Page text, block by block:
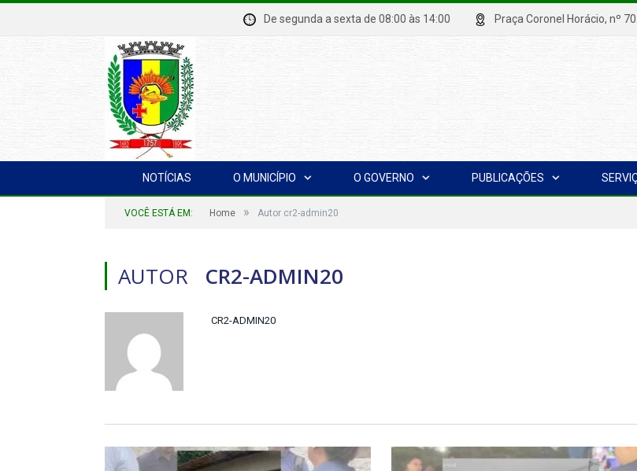
De segunda a sexta de 08:00 às 14:00 Praça Coronel Horácio, nº
NOTÍCIAS O MUNICÍPIO O GOVERNO PUBLICAÇÕES
VOCÊ ESTÁ EM: Home » Autor cr2-admin20
AUTOR CR2-ADMIN20
CR2-ADMIN20